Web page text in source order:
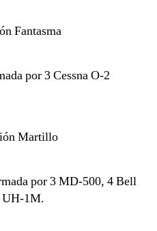
por 3 Cessna O-2
por 3 MD-500, 4 Bell
UH-1M.